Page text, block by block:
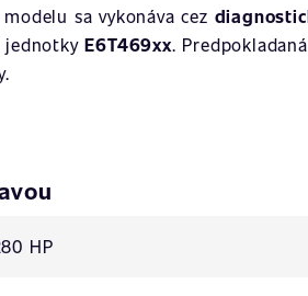
sa vykonáva cez
jednotkyE6T469xx.
HP